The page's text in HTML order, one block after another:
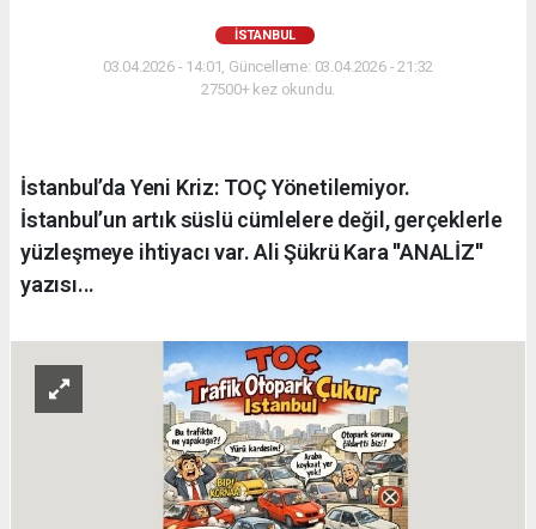
İSTANBUL
03.04.2026 - 14:01, Güncelleme: 03.04.2026 - 21:32
27500+ kez okundu.
İstanbul’da Yeni Kriz: TOÇ Yönetilemiyor.
İstanbul’un artık süslü cümlelere değil, gerçeklerle
yüzleşmeye ihtiyacı var. Ali Şükrü Kara ''ANALİZ''
yazısı...